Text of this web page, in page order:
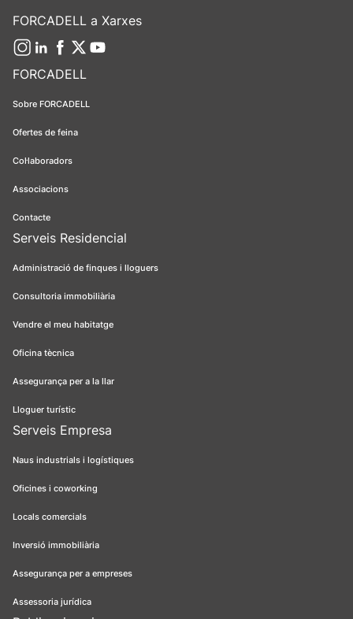
FORCADELL
Sobre FORCADELL
Ofertes de feina
Col·laboradors
Associacions
Contacte
Serveis Residencial
Administració de finques i lloguers
Consultoria immobiliària
Vendre el meu habitatge
Oficina tècnica
Assegurança per a la llar
Lloguer turístic
Serveis Empresa
Naus industrials i logístiques
Oficines i coworking
Locals comercials
Inversió immobiliària
Assegurança per a empreses
Assessoria jurídica
FORCADELL a Xarxes